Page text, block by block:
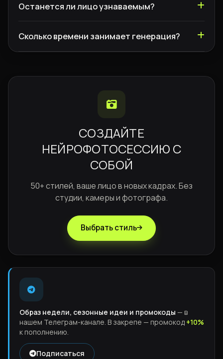
Останется ли лицо узнаваемым?
Сколько времени занимает генерация?
СОЗДАЙТЕ
НЕЙРОФОТОСЕССИЮ С
СОБОЙ
50+ стилей, ваше лицо в новых кадрах. Без
студии, камеры и фотографа.
Выбрать стиль
Образ недели, сезонные идеи и промокоды — в
нашем Телеграм-канале. В закрепе — промокод +10%
к пополнению.
Подписаться